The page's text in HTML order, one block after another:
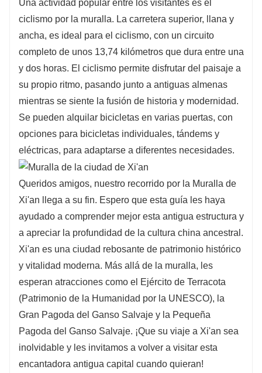
Una actividad popular entre los visitantes es el
ciclismo por la muralla. La carretera superior, llana y
ancha, es ideal para el ciclismo, con un circuito
completo de unos 13,74 kilómetros que dura entre una
y dos horas. El ciclismo permite disfrutar del paisaje a
su propio ritmo, pasando junto a antiguas almenas
mientras se siente la fusión de historia y modernidad.
Se pueden alquilar bicicletas en varias puertas, con
opciones para bicicletas individuales, tándems y
eléctricas, para adaptarse a diferentes necesidades.
Queridos amigos, nuestro recorrido por la Muralla de
Xi'an llega a su fin. Espero que esta guía les haya
ayudado a comprender mejor esta antigua estructura y
a apreciar la profundidad de la cultura china ancestral.
Xi'an es una ciudad rebosante de patrimonio histórico
y vitalidad moderna. Más allá de la muralla, les
esperan atracciones como el Ejército de Terracota
(Patrimonio de la Humanidad por la UNESCO), la
Gran Pagoda del Ganso Salvaje y la Pequeña
Pagoda del Ganso Salvaje. ¡Que su viaje a Xi'an sea
inolvidable y les invitamos a volver a visitar esta
encantadora antigua capital cuando quieran!